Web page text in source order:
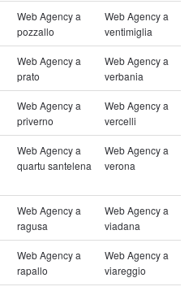
Web Agency a
pozzallo
Web Agency a
ventimiglia
Web Agency a
prato
Web Agency a
verbania
Web Agency a
priverno
Web Agency a
vercelli
Web Agency a
quartu santelena
Web Agency a
verona
Web Agency a
ragusa
Web Agency a
viadana
Web Agency a
rapallo
Web Agency a
viareggio